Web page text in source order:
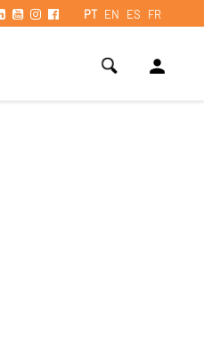
PT EN ES FR
person